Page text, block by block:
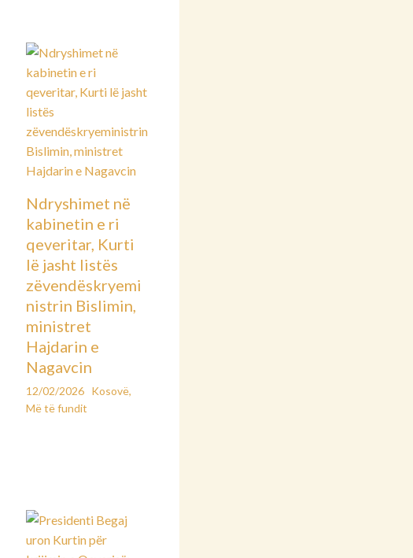
Ndryshimet në
kabinetin e ri
qeveritar, Kurti
lë jasht listës
zëvendëskryemi
nistrin Bislimin,
ministret
Hajdarin e
Nagavcin
12/02/2026 Kosovë,
Më të fundit